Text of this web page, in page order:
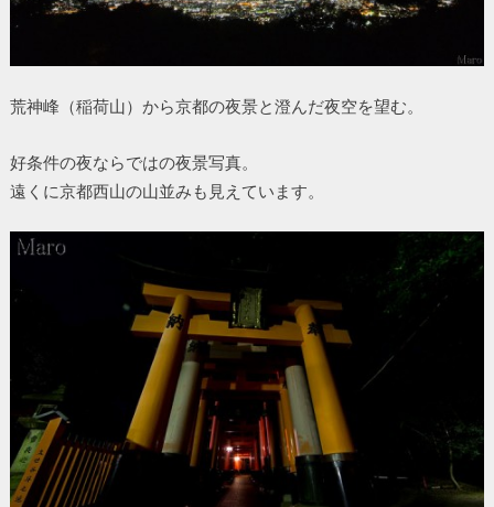
荒神峰（稲荷山）から京都の夜景と澄んだ夜空を望む。
好条件の夜ならではの夜景写真。
遠くに京都西山の山並みも見えています。